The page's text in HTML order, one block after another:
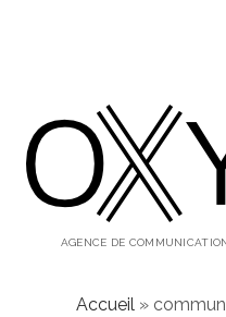
oxynel,
le
blog
AGENCE DE
Accueil»